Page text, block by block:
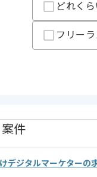
どれく
フリー
件
デジタルマーケターの